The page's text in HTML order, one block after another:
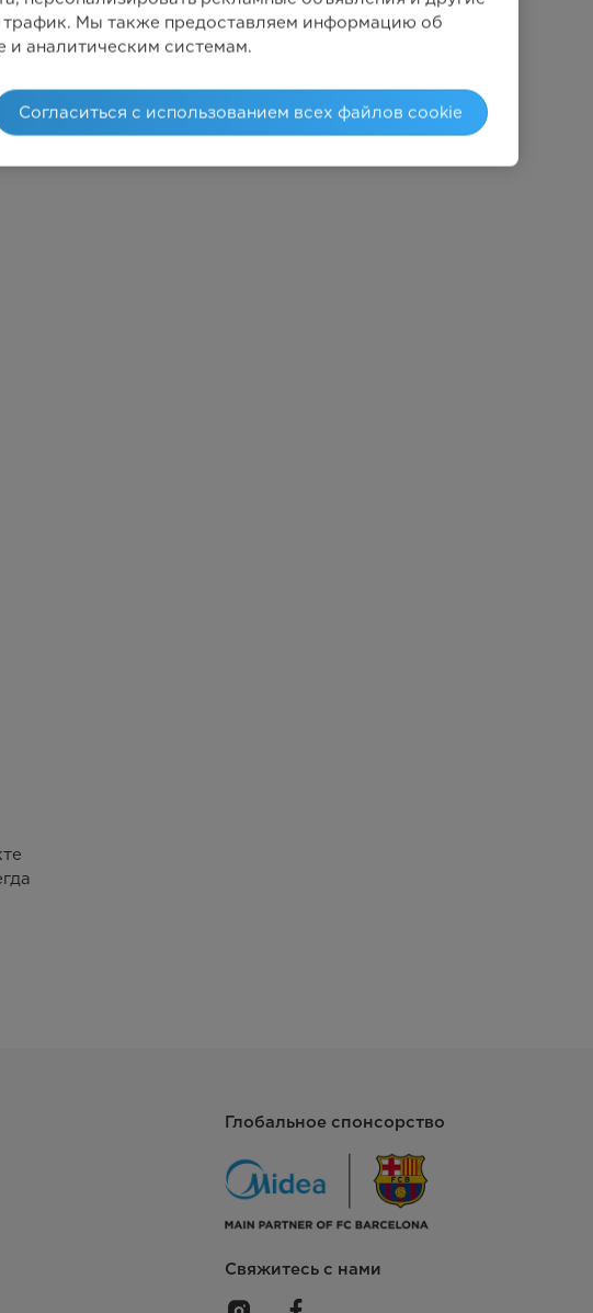
Глобальное спонсорство
Свяжитесь с нами
трафик. Мы также предоставляем информацию об
и аналитическим системам.
Согласиться с использованием всех файлов cookie